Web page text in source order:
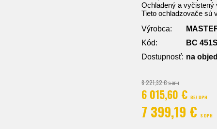
Ochladený a vyčistený
Tieto ochladzovače sú
Výrobca:
Kód:
BC
Dostupnosť: na
8 221,32 €S DPH
6 015,60 € BEZ DPH
7 399,19 € S DPH